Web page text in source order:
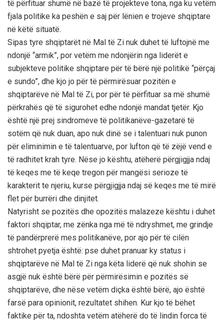
të përfituar shumë në bazë të projekteve tona, nga ku vetëm
fjala politike ka peshën e saj për lënien e trojeve shqiptare
në këtë situatë.
Sipas tyre shqiptarët në Mal të Zi nuk duhet të luftojnë me
ndonjë “armik”, por vetëm me ndonjërin nga liderët e
subjekteve politike shqiptare për të bërë një politikë “përçaj
e sundo”, dhe kjo jo për të përmirësuar pozitën e
shqiptarëve në Mal të Zi, por për të përfituar sa më shumë
përkrahës që të sigurohet edhe ndonjë mandat tjetër. Kjo
është një prej sindromeve të politikanëve-gazetarë të
sotëm që nuk duan, apo nuk dinë se i talentuari nuk punon
për eliminimin e të talentuarve, por lufton që të zëjë vend e
të radhitet krah tyre. Nëse jo kështu, atëherë përgjigjja ndaj
të keqes me të keqe tregon për mangësi serioze të
karakterit te njeriu, kurse përgjigjja ndaj së keqes me të mirë
flet për burrëri dhe dinjitet.
Natyrisht se pozitës dhe opozitës malazeze kështu i duhet
faktori shqiptar, me zënka nga më të ndryshmet, me grindje
të pandërprerë mes politikanëve, por ajo për të cilën
shtrohet pyetja është: pse duhet pranuar ky status i
shqiptarëve në Mal të Zi nga këta liderë që nuk shohin se
asgjë nuk është bërë për përmirësimin e pozitës së
shqiptarëve, dhe nëse vetëm diçka është bërë, ajo është
farsë para opinionit, rezultatet shihen. Kur kjo të bëhet
faktike për ta, ndoshta vetëm atëherë do të lindin forca të